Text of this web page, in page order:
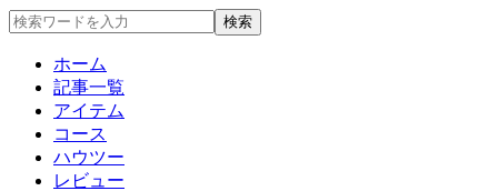
ホーム
記事一覧
アイテム
コース
ハウツー
レビュー